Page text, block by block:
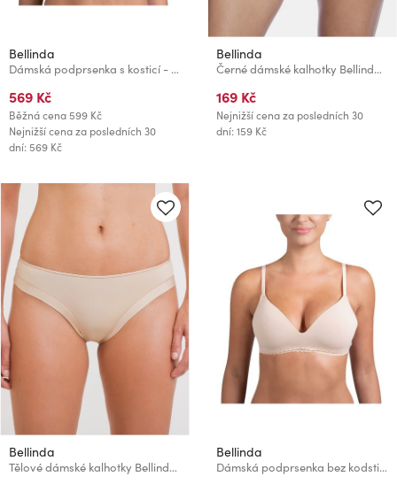
Bellinda
Dámská podprsenka s kosticí - černá
569 Kč
Běžná cena599 Kč
Nejnižší cena za posledních 30
dní: 569 Kč
Bellinda
Černé dámské kalhotky Bellinda BRAZILIAN MINISLIP
169 Kč
Nejnižší cena za posledních 30
dní: 159 Kč
Bellinda
Tělové dámské kalhotky Bellinda BRAZILIAN MINISLIP
Bellinda
Dámská podprsenka bez kodstic - tělová